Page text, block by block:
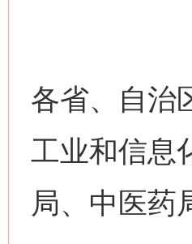
各省、自治
工业和信息
局、中医药